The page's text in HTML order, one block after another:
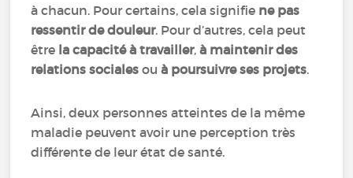
à chacun. Pour certains, cela signifie ne pas
ressentir de douleur. Pour d’autres, cela peut
être la capacité à travailler, à maintenir des
relations sociales ouà poursuivre ses projets.
Ainsi, deux personnes atteintes de la même
maladie peuvent avoir une perception très
différente de leur état de santé.